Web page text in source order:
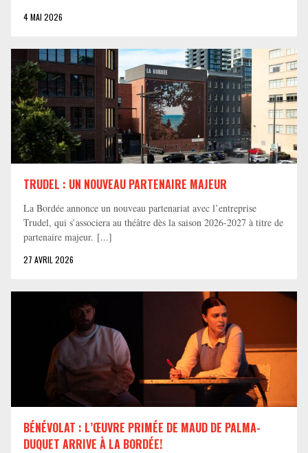
4 MAI 2026
TRUDEL : UN NOUVEAU PARTENAIRE MAJEUR
La Bordée annonce un nouveau partenariat avec l’entreprise
Trudel, qui s’associera au théâtre dès la saison 2026-2027 à titre de
partenaire majeur. [...]
27 AVRIL 2026
BÉNÉVOLAT : L’ŒUVRE PRIMÉE DE MAUD DE PALMA-
DUQUET ARRIVE À LA BORDÉE!